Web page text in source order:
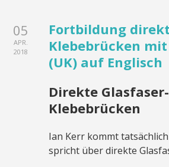
05
APR.
2018
Fortbildung
Klebebrücken
(UK) auf Englisch
Direkte Glasfaser-
Klebebrücken
Ian Kerr kommt
spricht über direkte